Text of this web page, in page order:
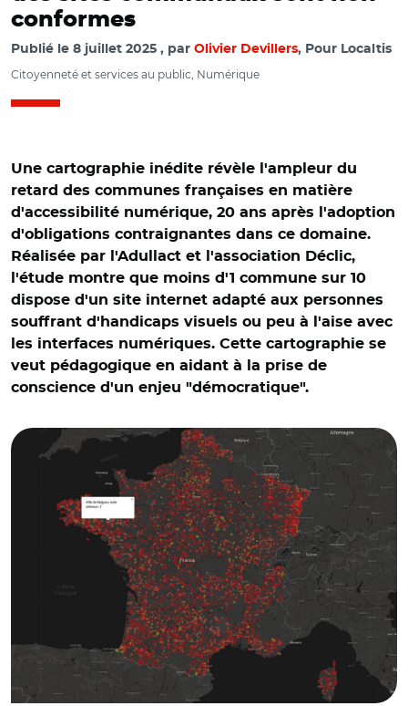
conformes
Publié le 8 juillet 2025 par Olivier Devillers, Pour Localtis
Citoyenneté et services au public, Numérique
Une cartographie inédite révèle l'ampleur du
retard des communes françaises en matière
d'accessibilité numérique, 20 ans après l'adoption
d'obligations contraignantes dans ce domaine.
Réalisée par l'Adullact et l'association Déclic,
l'étude montre que moins d'1 commune sur 10
dispose d'un site internet adapté aux personnes
souffrant d'handicaps visuels ou peu à l'aise avec
les interfaces numériques. Cette cartographie se
veut pédagogique en aidant à la prise de
conscience d'un enjeu "démocratique".
© OpenStreetMap contributors, under ODbL/ Carton
rouge pour l’accessibilité numérique des sites web des